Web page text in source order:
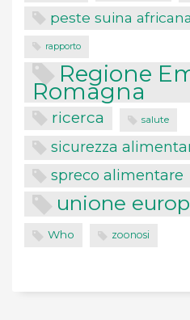
peste suina africana
rapporto
Regione
Romagna
ricerca salute
sicurezza
spreco alimentare
unione
Who zoonosi